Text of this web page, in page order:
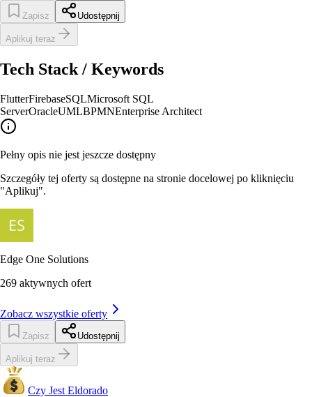
Zapisz Udostępnij
Aplikuj teraz
Tech Stack / Keywords
FlutterFirebaseSQLMicrosoft SQL
ServerOracleUMLBPMNEnterprise Architect
Pełny opis nie jest jeszcze dostępny
Szczegóły tej oferty są dostępne na stronie docelowej po kliknięciu
"Aplikuj".
Edge One Solutions
269 aktywnych ofert
Zobacz wszystkie oferty
Zapisz Udostępnij
Aplikuj teraz
Czy Jest Eldorado